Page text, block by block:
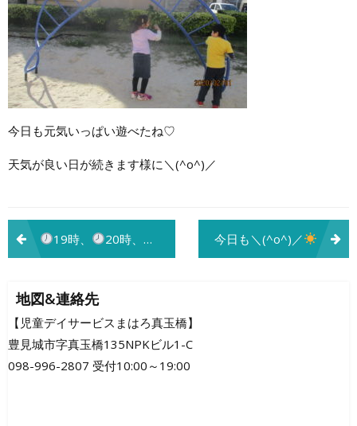
今日も元気いっぱい遊べたね♡
天気が良い日が続きます様に＼(^o^)／
投
稿
ナ
ビ
ゲ
19時、 20時、時計の難しい読み方分かるかな？ 今日も＼(^o^)／
地図&連絡先
【児童デイサービスまはろ真玉橋】
豊見城市字真玉橋135NPKビル1-C
098-996-2807 受付10:00～19:00